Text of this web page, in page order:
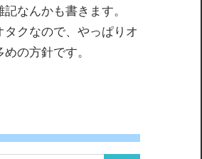
なんかも書きます。
タクなので、やっぱりオ
の方針です。